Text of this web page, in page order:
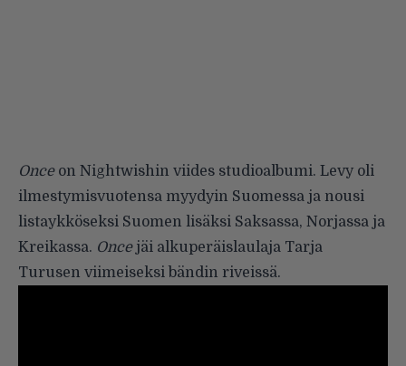
Once on Nightwishin viides studioalbumi. Levy oli
ilmestymisvuotensa myydyin Suomessa ja nousi
listaykköseksi Suomen lisäksi Saksassa, Norjassa ja
Kreikassa. Once jäi alkuperäislaulaja Tarja
Turusen viimeiseksi bändin riveissä.